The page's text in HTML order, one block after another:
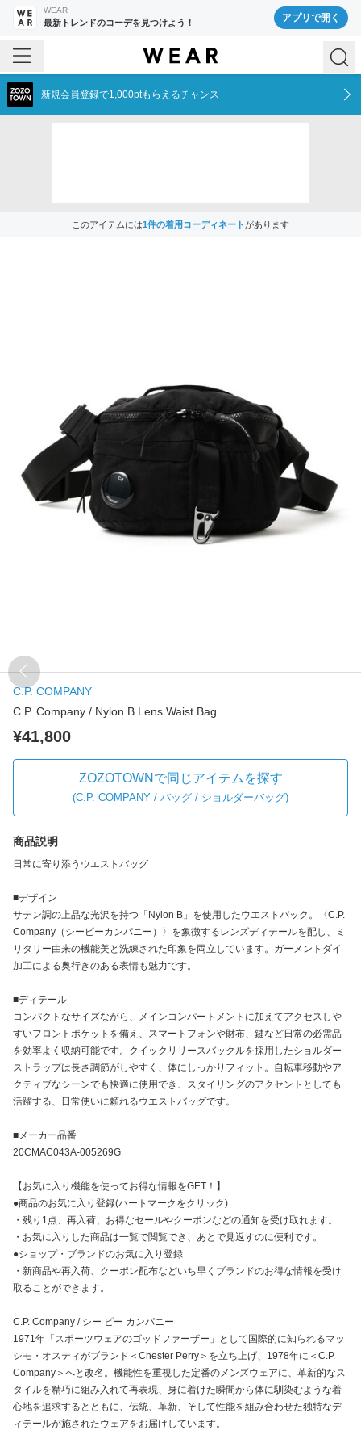
WEAR
最新トレンドのコーデを見つけよう！ アプリで開く
新規会員登録で1,000ptもらえるチャンス
このアイテムには1件の着用コーディネートがあります
C.P. COMPANY
C.P. Company / Nylon B Lens Waist Bag
¥41,800
ZOZOTOWNで同じアイテムを探す
(C.P. COMPANY / バッグ / ショルダーバッグ)
商品説明
日常に寄り添うウエストバッグ
■デザイン
サテン調の上品な光沢を持つ「Nylon B」を使用したウエストパック。〈C.P.
Company（シーピーカンパニー）〉を象徴するレンズディテールを配し、ミ
リタリー由来の機能美と洗練された印象を両立しています。ガーメントダイ
加工による奥行きのある表情も魅力です。
■ディテール
コンパクトなサイズながら、メインコンパートメントに加えてアクセスしや
すいフロントポケットを備え、スマートフォンや財布、鍵など日常の必需品
を効率よく収納可能です。クイックリリースバックルを採用したショルダー
ストラップは長さ調節がしやすく、体にしっかりフィット。自転車移動やア
クティブなシーンでも快適に使用でき、スタイリングのアクセントとしても
活躍する、日常使いに頼れるウエストバッグです。
■メーカー品番
20CMAC043A-005269G
【お気に入り機能を使ってお得な情報をGET！】
●商品のお気に入り登録(ハートマークをクリック)
・残り1点、再入荷、お得なセールやクーポンなどの通知を受け取れます。
・お気に入りした商品は一覧で閲覧でき、あとで見返すのに便利です。
●ショップ・ブランドのお気に入り登録
・新商品や再入荷、クーポン配布などいち早くブランドのお得な情報を受け
取ることができます。
C.P. Company / シー ピー カンパニー
1971年「スポーツウェアのゴッドファーザー」として国際的に知られるマッ
シモ・オスティがブランド＜Chester Perry＞を立ち上げ、1978年に＜C.P.
Company＞へと改名。機能性を重視した定番のメンズウェアに、革新的なス
タイルを精巧に組み入れて再表現、身に着けた瞬間から体に馴染むような着
心地を追求するとともに、伝統、革新、そして性能を組み合わせた独特なデ
ィテールが施されたウェアをお届けしています。